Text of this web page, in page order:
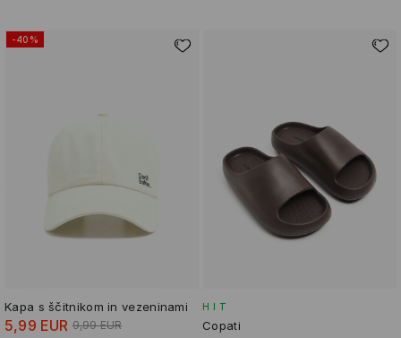
-40%
Kapa s ščitnikom in vezeninami
5,99 EUR 9,99 EUR
HIT
Copati